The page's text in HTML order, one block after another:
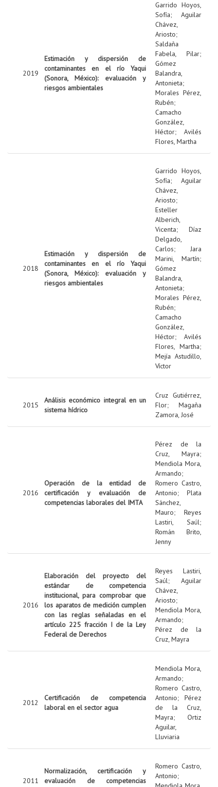
2019
Estimación y dispersión de
contaminantes en el río Yaqui
(Sonora, México): evaluación y
riesgos ambientales
Garrido Hoyos,
Sofía; Aguilar
Chávez,
Ariosto;
Saldaña
Fabela, Pilar;
Gómez
Balandra,
Antonieta;
Morales Pérez,
Rubén;
Camacho
González,
Héctor; Avilés
Flores, Martha
2018
Estimación y dispersión de
contaminantes en el río Yaqui
(Sonora, México): evaluación y
riesgos ambientales
Garrido Hoyos,
Sofía; Aguilar
Chávez,
Ariosto;
Esteller
Alberich,
Vicenta; Díaz
Delgado,
Carlos; Jara
Marini, Martín;
Gómez
Balandra,
Antonieta;
Morales Pérez,
Rubén;
Camacho
González,
Héctor; Avilés
Flores, Martha;
Mejía Astudillo,
Víctor
2015
Análisis económico integral en un
sistema hídrico
Cruz Gutiérrez,
Flor; Magaña
Zamora, José
2016
Operación de la entidad de
certificación y evaluación de
competencias laborales del IMTA
Pérez de la
Cruz, Mayra;
Mendiola Mora,
Armando;
Romero Castro,
Antonio; Plata
Sánchez,
Mauro; Reyes
Lastiri, Saúl;
Román Brito,
Jenny
2016
Elaboración del proyecto del
estándar de competencia
institucional, para comprobar que
los aparatos de medición cumplen
con las reglas señaladas en el
artículo 225 fracción I de la Ley
Federal de Derechos
Reyes Lastiri,
Saúl; Aguilar
Chávez,
Ariosto;
Mendiola Mora,
Armando;
Pérez de la
Cruz, Mayra
2012
Certificación de competencia
laboral en el sector agua
Mendiola Mora,
Armando;
Romero Castro,
Antonio; Pérez
de la Cruz,
Mayra; Ortiz
Aguilar,
Lluviaria
2011
Normalización, certificación y
evaluación de competencias
Romero Castro,
Antonio;